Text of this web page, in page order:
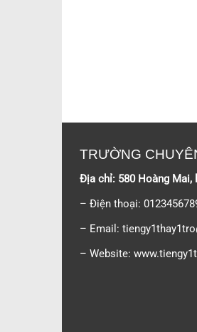
TRƯỜNG
Địa chỉ: 580 Hoàng Mai,
– Điện thoại:
– Email:
– Website: